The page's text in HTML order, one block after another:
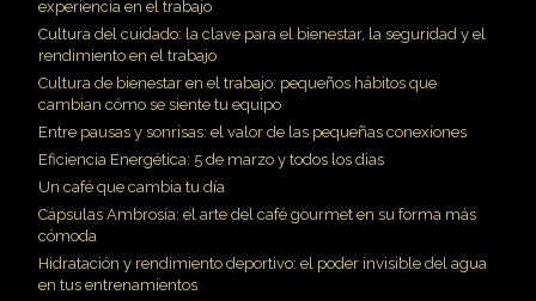
experiencia en el trabajo
Cultura del cuidado: la clave para el bienestar, la seguridad y el
rendimiento en el trabajo
Cultura de bienestar en el trabajo: pequeños hábitos que
cambian cómo se siente tu equipo
Entre pausas y sonrisas: el valor de las pequeñas conexiones
Eficiencia Energética: 5 de marzo y todos los dias
Un café que cambia tu día
Cápsulas Ambrosía: el arte del café gourmet en su forma más
cómoda
Hidratación y rendimiento deportivo: el poder invisible del agua
en tus entrenamientos